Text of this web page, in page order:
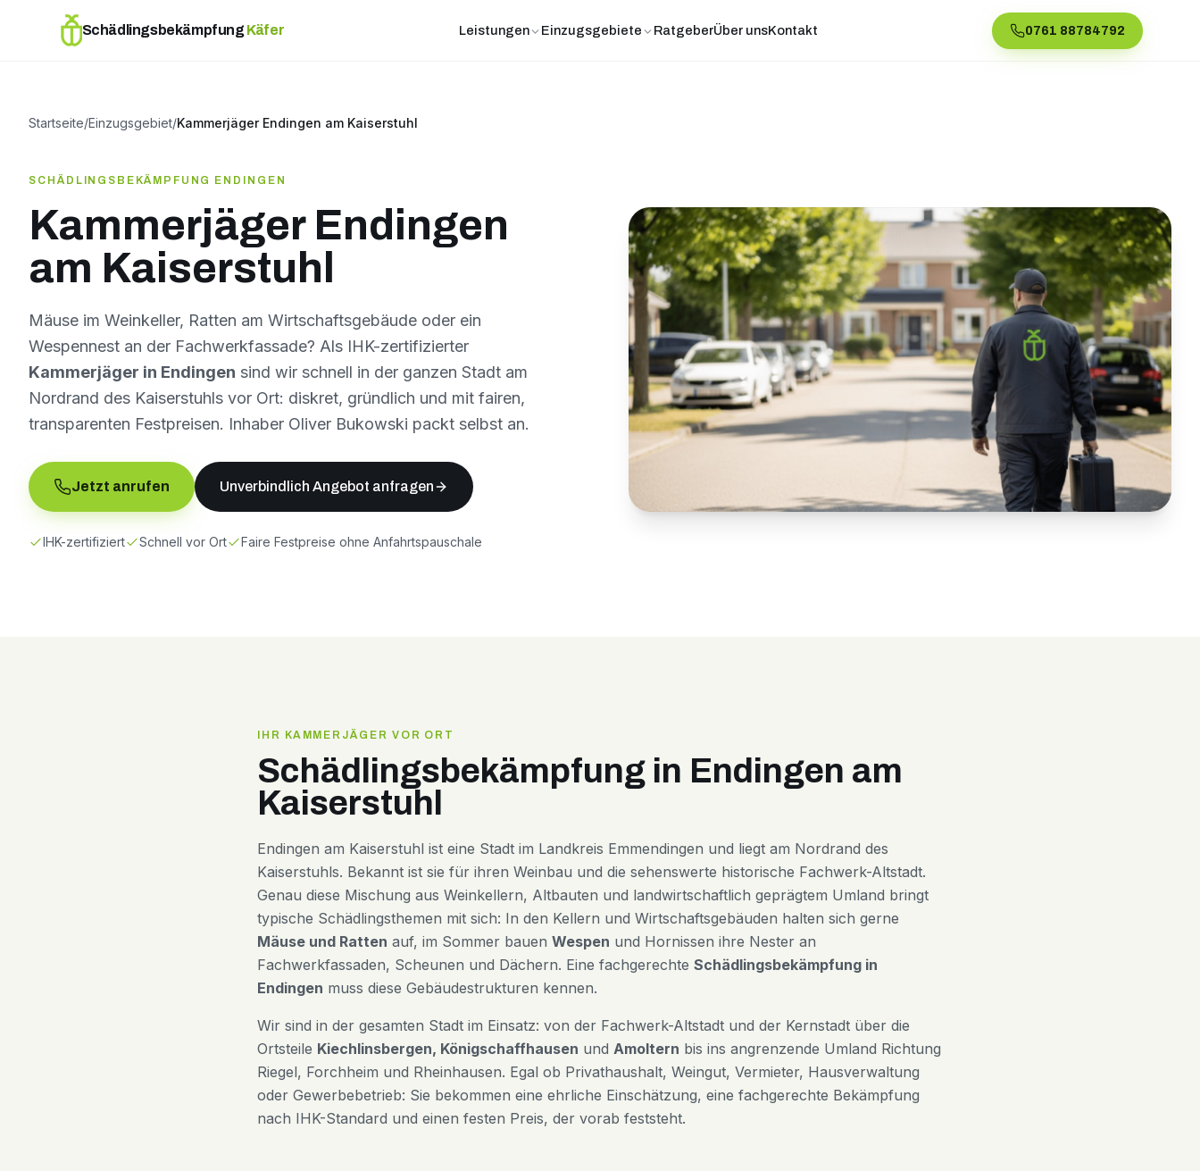
SchädlingsbekämpfungKäfer Leistungen Einzugsgebiete RatgeberÜber unsKontakt 0761 88784792
Startseite/Einzugsgebiet/Kammerjäger Endingen am Kaiserstuhl
SCHÄDLINGSBEKÄMPFUNG ENDINGEN
Kammerjäger Endingen
am Kaiserstuhl
Mäuse im Weinkeller, Ratten am Wirtschaftsgebäude oder ein
Wespennest an der Fachwerkfassade? Als IHK-zertifizierter
Kammerjäger in Endingen sind wir schnell in der ganzen Stadt am
Nordrand des Kaiserstuhls vor Ort: diskret, gründlich und mit fairen,
transparenten Festpreisen. Inhaber Oliver Bukowski packt selbst an.
Jetzt anrufen Unverbindlich Angebot anfragen
IHK-zertifiziert Schnell vor Ort Faire Festpreise ohne Anfahrtspauschale
IHR KAMMERJÄGER VOR ORT
Schädlingsbekämpfung in Endingen am
Kaiserstuhl
Endingen am Kaiserstuhl ist eine Stadt im Landkreis Emmendingen und liegt am Nordrand des
Kaiserstuhls. Bekannt ist sie für ihren Weinbau und die sehenswerte historische Fachwerk-Altstadt.
Genau diese Mischung aus Weinkellern, Altbauten und landwirtschaftlich geprägtem Umland bringt
typische Schädlingsthemen mit sich: In den Kellern und Wirtschaftsgebäuden halten sich gerne
Mäuse und Ratten auf, im Sommer bauen Wespen und Hornissen ihre Nester an
Fachwerkfassaden, Scheunen und Dächern. Eine fachgerechte Schädlingsbekämpfung in
Endingen muss diese Gebäudestrukturen kennen.
Wir sind in der gesamten Stadt im Einsatz: von der Fachwerk-Altstadt und der Kernstadt über die
Ortsteile Kiechlinsbergen, Königschaffhausen und Amoltern bis ins angrenzende Umland Richtung
Riegel, Forchheim und Rheinhausen. Egal ob Privathaushalt, Weingut, Vermieter, Hausverwaltung
oder Gewerbebetrieb: Sie bekommen eine ehrliche Einschätzung, eine fachgerechte Bekämpfung
nach IHK-Standard und einen festen Preis, der vorab feststeht.